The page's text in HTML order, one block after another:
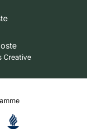
Creative